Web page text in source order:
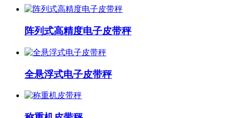
阵列式高精度电子皮带秤
全悬浮式电子皮带秤